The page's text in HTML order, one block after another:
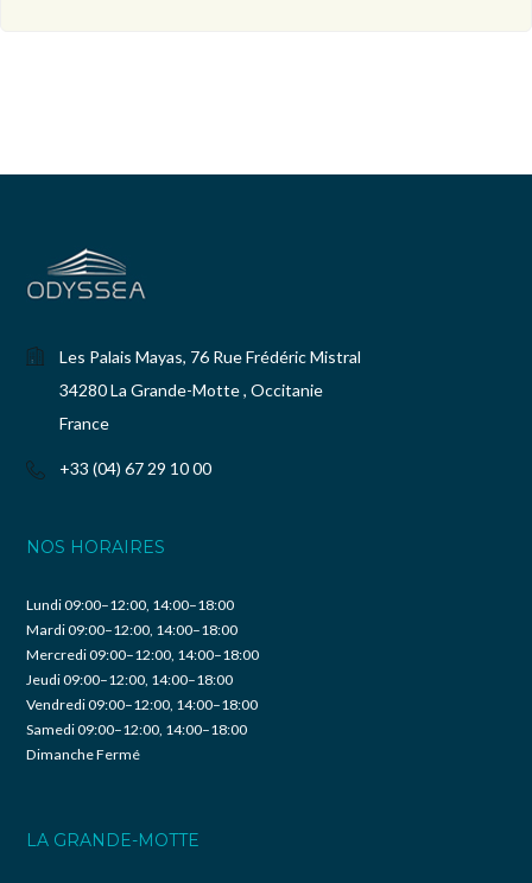
Les Palais Mayas, 76 Rue Frédéric Mistral
34280 La Grande-Motte , Occitanie
France
+33 (04) 67 29 10 00
NOS HORAIRES
Lundi 09:00–12:00, 14:00–18:00
Mardi 09:00–12:00, 14:00–18:00
Mercredi 09:00–12:00, 14:00–18:00
Jeudi 09:00–12:00, 14:00–18:00
Vendredi 09:00–12:00, 14:00–18:00
Samedi 09:00–12:00, 14:00–18:00
Dimanche Fermé
LA GRANDE-MOTTE